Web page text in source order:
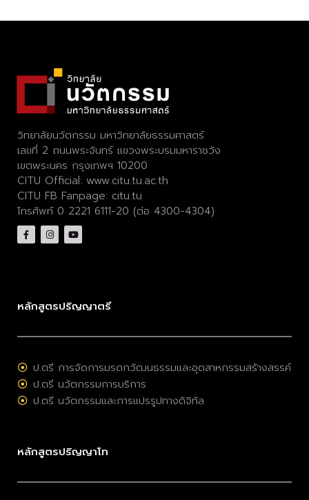
วิทยาลัยนวัตกรรม มหาวิทยาลัยธรรมศาสตร์
เลขที่ 2 ถนนพระจันทร์ แขวงพระบรมมหาราชวัง
เขตพระนคร กรุงเทพฯ 10200
CITU Official: www.citu.tu.ac.th
CITU FB Fanpage: citu.tu
โทรศัพท์ 0 2221 6111-20 (ต่อ 4300-4304)
หลักสูตรปริญญาตรี
ป.ตรี การจัดการมรดกวัฒนธรรมและอุตสาหกรรมสร้างสรรค์
ป.ตรี นวัตกรรมการบริการ
ป.ตรี นวัตกรรมและการแปรรูปทางดิจิทัล
หลักสูตรปริญญาโท